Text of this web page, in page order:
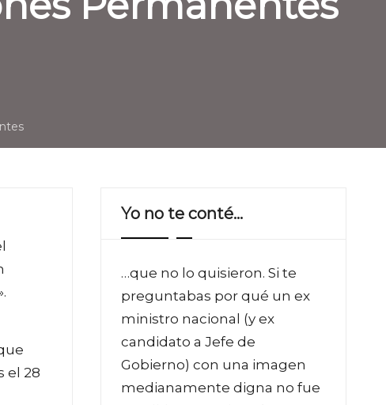
el 28
Yo no te conté…
…que no lo quisieron. Si te
preguntabas por qué un ex
ministro nacional (y ex
candidato a Jefe de
Gobierno) con una imagen
medianamente digna no fue